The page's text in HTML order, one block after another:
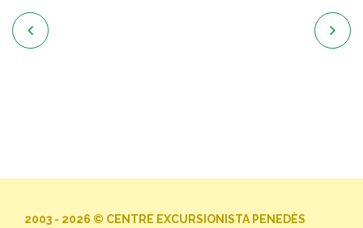
 
2003 - 2026 © CENTRE EXCURSIONISTA PENEDÈS